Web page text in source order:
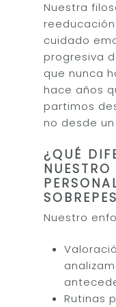
Nuestra
cuidado
progresiva
que nunca
hace años
partimos
no desde
¿QUÉ
Nuestro
Rutinas